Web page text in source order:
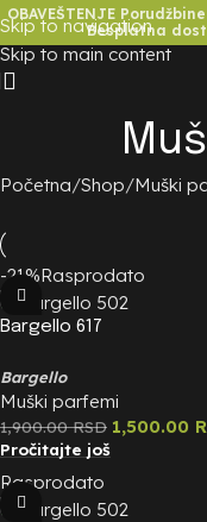
Skip to navigation
Skip to main content
OBAVEŠTENJE
Besplatna
Početna Shop Muški
-21%Rasprodato
Bargello 617
Bargello
Muški parfemi
1,900.00RSD 1,500.00
Pročitajte još
Rasprodato